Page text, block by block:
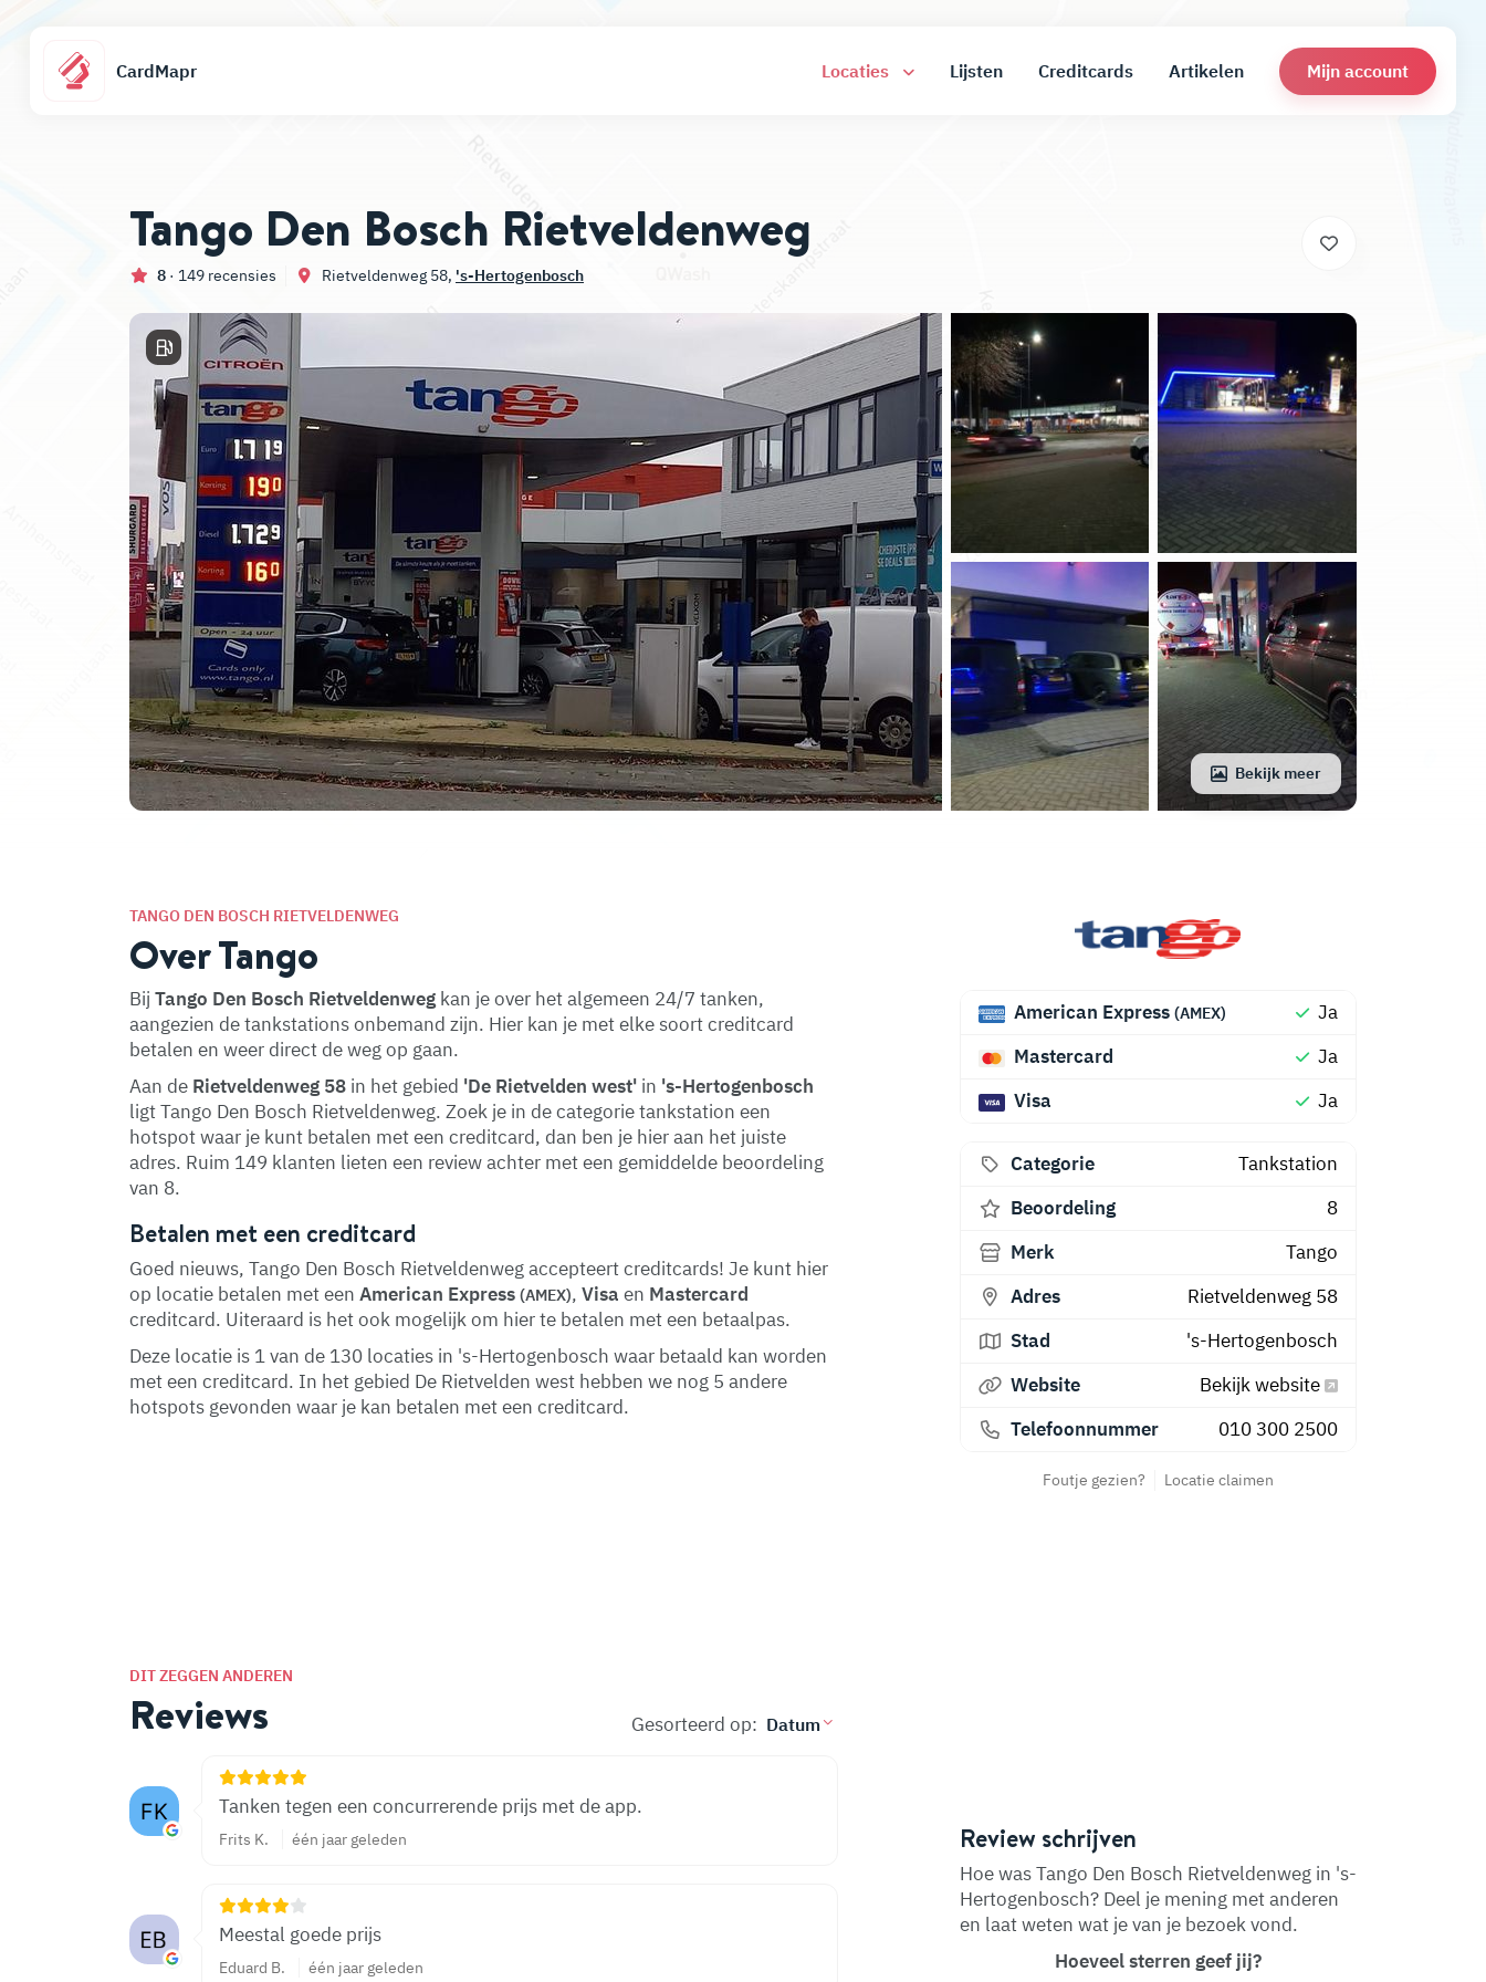
CardMapr Locaties Lijsten Creditcards Artikelen Mijn account
Tango Den Bosch Rietveldenweg
8 · 149 recensies Rietveldenweg 58, 's-Hertogenbosch
Bekijk meer
TANGO DEN BOSCH RIETVELDENWEG
Over Tango
Bij Tango Den Bosch Rietveldenweg kan je over het algemeen 24/7 tanken,
aangezien de tankstations onbemand zijn. Hier kan je met elke soort creditcard
betalen en weer direct de weg op gaan.
Aan de Rietveldenweg 58 in het gebied 'De Rietvelden west' in 's-Hertogenbosch
ligt Tango Den Bosch Rietveldenweg. Zoek je in de categorie tankstation een
hotspot waar je kunt betalen met een creditcard, dan ben je hier aan het juiste
adres. Ruim 149 klanten lieten een review achter met een gemiddelde beoordeling
van 8.
Betalen met een creditcard
Goed nieuws, Tango Den Bosch Rietveldenweg accepteert creditcards! Je kunt hier
op locatie betalen met een American Express (AMEX), Visa en Mastercard
creditcard. Uiteraard is het ook mogelijk om hier te betalen met een betaalpas.
Deze locatie is 1 van de 130 locaties in 's-Hertogenbosch waar betaald kan worden
met een creditcard. In het gebied De Rietvelden west hebben we nog 5 andere
hotspots gevonden waar je kan betalen met een creditcard.
American Express (AMEX)
Ja
Mastercard
Ja
Visa
Ja
Categorie
Tankstation
Beoordeling
8
Merk
Tango
Adres
Rietveldenweg 58
Stad
's-Hertogenbosch
Website
Bekijk website
Telefoonnummer
010 300 2500
Foutje gezien? Locatie claimen
DIT ZEGGEN ANDEREN
Reviews Gesorteerd op:
Tanken tegen een concurrerende prijs met de app.
Frits K. één jaar geleden
Meestal goede prijs
Eduard B. één jaar geleden
Review schrijven
Hoe was Tango Den Bosch Rietveldenweg in 's-
Hertogenbosch? Deel je mening met anderen
en laat weten wat je van je bezoek vond.
Hoeveel sterren geef jij?